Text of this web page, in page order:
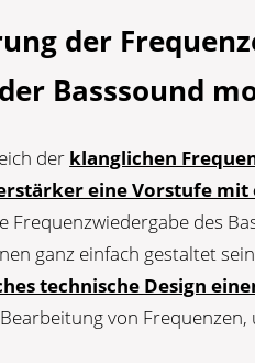
der
Basssound
der klanglichen
eine Vorstufe mit
Frequenzwiedergabe des
ganz einfach gestaltet
technische Design
von